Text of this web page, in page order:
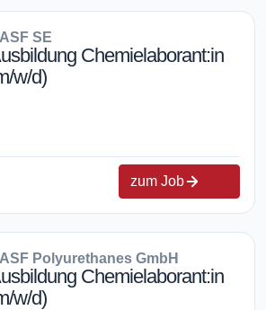
SE
Chemielaborant:in
w/d)
zum Job
Polyurethanes GmbH
Chemielaborant:in
w/d)